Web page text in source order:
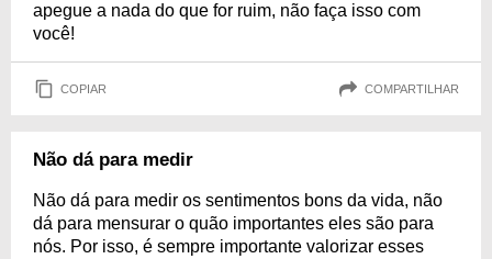
apegue a nada do que for ruim, não faça isso com
você!
COPIAR COMPARTILHAR
Não dá para medir
Não dá para medir os sentimentos bons da vida, não
dá para mensurar o quão importantes eles são para
nós. Por isso, é sempre importante valorizar esses